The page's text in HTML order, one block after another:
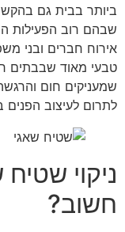
ביותר בבית גם
שבהם רוב הפעילות
אירוח חברים ובני
טבעי מאוד שבבתים
שמעניקים חום והרגשה
לתרום לעיצוב הפנים
ניקוי
חשוב?